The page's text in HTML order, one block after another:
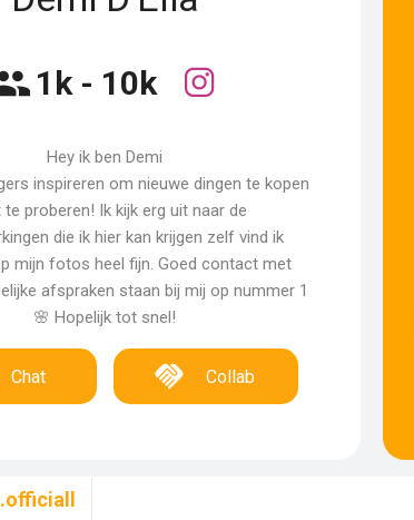
1k - 10k
Hey ik ben Demi
inspireren om nieuwe dingen te kopen
proberen! Ik kijk erg uit naar de
die ik hier kan krijgen zelf vind ik
mijn fotos heel fijn. Goed contact met
afspraken staan bij mij op nummer 1
🌸 Hopelijk tot snel!
Chat Collab